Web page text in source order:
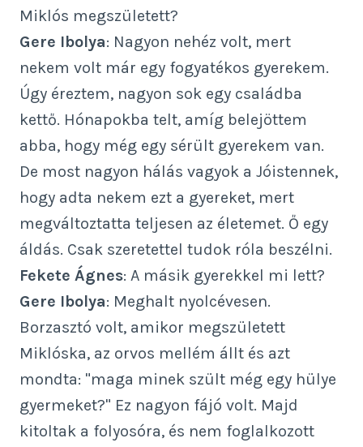
Miklós megszületett?
Gere Ibolya: Nagyon nehéz volt, mert
nekem volt már egy fogyatékos gyerekem.
Úgy éreztem, nagyon sok egy családba
kettő. Hónapokba telt, amíg belejöttem
abba, hogy még egy sérült gyerekem van.
De most nagyon hálás vagyok a Jóistennek,
hogy adta nekem ezt a gyereket, mert
megváltoztatta teljesen az életemet. Ő egy
áldás. Csak szeretettel tudok róla beszélni.
Fekete Ágnes: A másik gyerekkel mi lett?
Gere Ibolya: Meghalt nyolcévesen.
Borzasztó volt, amikor megszületett
Miklóska, az orvos mellém állt és azt
mondta: "maga minek szült még egy hülye
gyermeket?" Ez nagyon fájó volt. Majd
kitoltak a folyosóra, és nem foglalkozott